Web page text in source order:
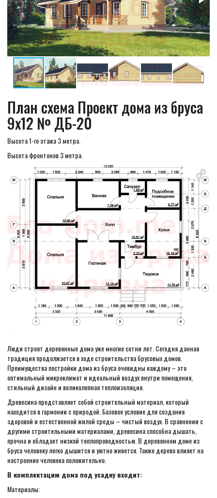
План схема Проект дома из бруса
9х12 № ДБ-20
Высота 1-го этажа 3 метра.
Высота фронтонов 3 метра.
Люди строят деревянные дома уже многие сотни лет. Сегодня данная
традиция продолжается в ходе строительства брусовых домов.
Преимущества постройки дома из бруса очевидны каждому – это
оптимальный микроклимат и идеальный воздух внутри помещения,
стильный дизайн и великолепная теплоизоляция.
Древесина представляет собой строительный материал, который
находится в гармонии с природой. Базовое условие для создания
здоровой и естественной жилой среды – чистый воздух. В сравнении с
другими строительными материалами, древесина способна дышать,
прочна и обладает низкой теплопроводностью. В деревянном доме из
бруса человеку легко дышится и уютно живется. Также дерево влияет на
настроение человека положительно.
В комплектацию дома под усадку входит:
Материалы: